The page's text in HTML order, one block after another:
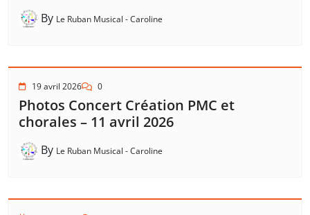
By Le Ruban Musical - Caroline
19 avril 2026 0
Photos Concert Création PMC et
chorales – 11 avril 2026
By Le Ruban Musical - Caroline